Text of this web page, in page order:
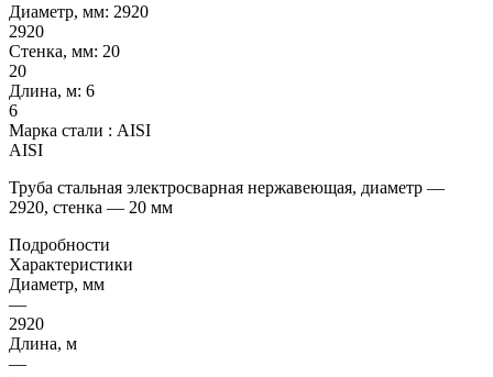
Диаметр, мм: 2920
2920
Стенка, мм: 20
20
Длина, м: 6
6
Марка стали : AISI
AISI
Труба стальная электросварная нержавеющая, диаметр —
2920, стенка — 20 мм
Подробности
Характеристики
Диаметр, мм
—
2920
Длина, м
—